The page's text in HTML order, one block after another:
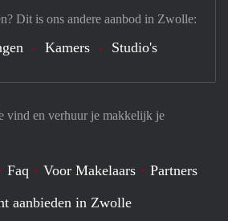
vind en verhuur je makkelijk je
Faq Voor Makelaars
Partners
aanbieden in Zwolle
Dit is ons andere aanbod in Zwolle:
Kamers Studio's